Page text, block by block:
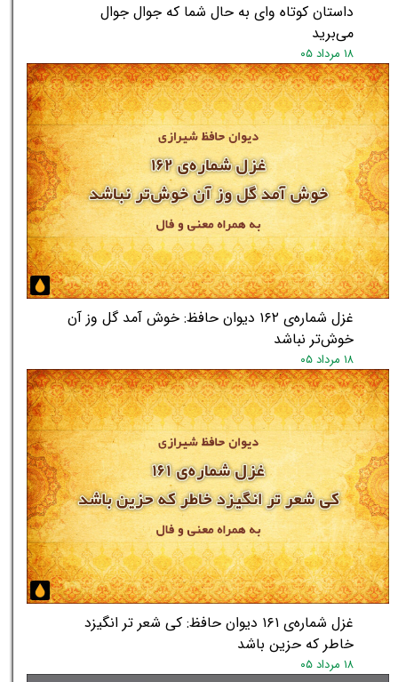
داستان کوتاه وای به حال شما که جوال جوال
می‌برید
۱۸ مرداد ۰۵
غزل شماره‌ی ۱۶۲ دیوان حافظ: خوش آمد گل وز آن
خوش‌تر نباشد
۱۸ مرداد ۰۵
غزل شماره‌ی ۱۶۱ دیوان حافظ: کی شعر تر انگیزد
خاطر که حزین باشد
۱۸ مرداد ۰۵